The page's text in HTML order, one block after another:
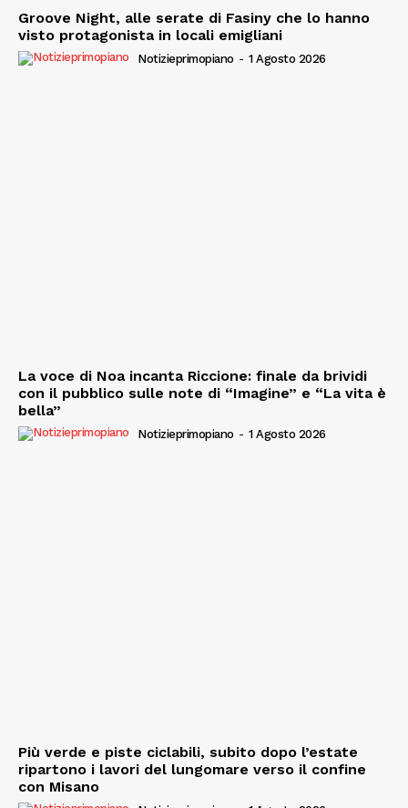
Groove Night, alle serate di Fasiny che lo hanno
visto protagonista in locali emigliani
Notizieprimopiano - 1 Agosto 2026
La voce di Noa incanta Riccione: finale da brividi
con il pubblico sulle note di “Imagine” e “La vita è
bella”
Notizieprimopiano - 1 Agosto 2026
Più verde e piste ciclabili, subito dopo l’estate
ripartono i lavori del lungomare verso il confine
con Misano